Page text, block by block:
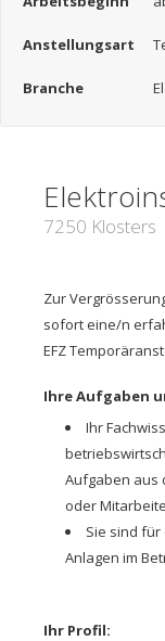
Anstellungsart
Branche
7250 Klosters
Zur
sofort eine/n
EFZ
Ihre Aufgaben
Ihr
Aufgaben aus
oder
Sie sind
Anlagen im
Ihr Profil: